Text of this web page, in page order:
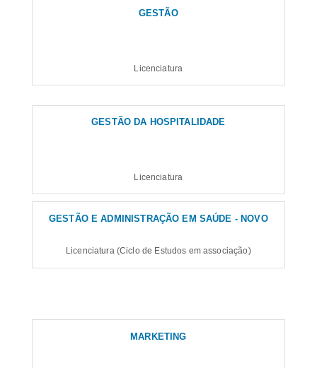
GESTÃO
Licenciatura
GESTÃO DA HOSPITALIDADE
Licenciatura
GESTÃO E ADMINISTRAÇÃO EM SAÚDE - NOVO
Licenciatura (Ciclo de Estudos em associação)
MARKETING